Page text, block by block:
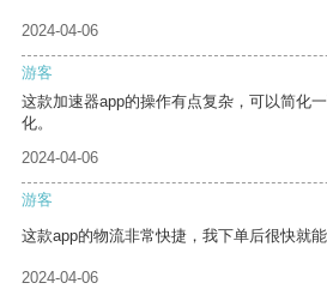
2024-04-06
游客
这款加速器app的操作有点复杂，可以简化
化。
2024-04-06
游客
这款app的物流非常快捷，我下单后很快就能
2024-04-06